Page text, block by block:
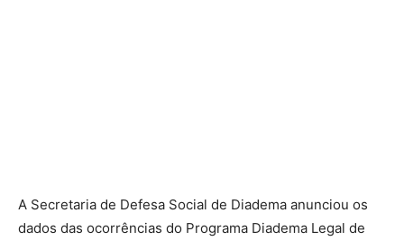
A Secretaria de Defesa Social de Diadema anunciou os
dados das ocorrências do Programa Diadema Legal de